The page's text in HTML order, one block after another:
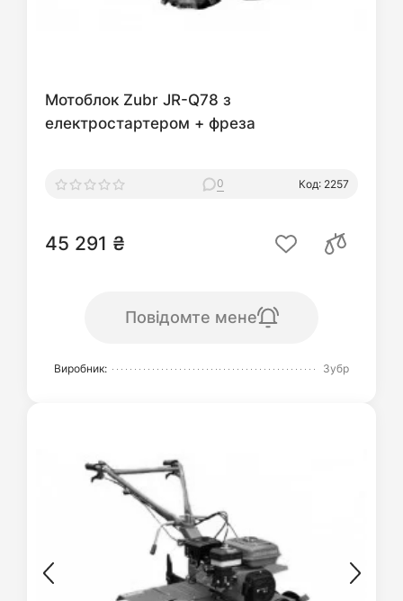
Мотоблок Zubr JR-Q78 з
електростартером + фреза
0 Код: 2257
45 291 ₴
Повідомте мене
Виробник: Зубр